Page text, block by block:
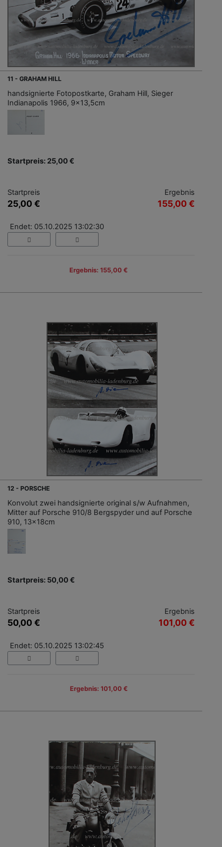
11 - GRAHAM HILL
handsignierte Fotopostkarte, Graham Hill, Sieger
Indianapolis 1966, 9x13,5cm
Startpreis: 25,00 €
Startpreis
25,00 €
Ergebnis
155,00 €
Endet: 05.10.2025 13:02:30
Ergebnis: 155,00 €
12 - PORSCHE
Konvolut zwei handsignierte original s/w Aufnahmen,
Mitter auf Porsche 910/8 Bergspyder und auf Porsche
910, 13x18cm
Startpreis: 50,00 €
Startpreis
50,00 €
Ergebnis
101,00 €
Endet: 05.10.2025 13:02:45
Ergebnis: 101,00 €